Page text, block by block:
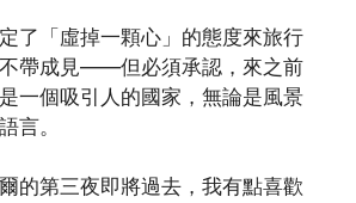
了「虛掉一顆心」的態度來旅行
帶成見——但必須承認，來之前
一個吸引人的國家，無論是風景
言。
的第三夜即將過去，我有點喜歡